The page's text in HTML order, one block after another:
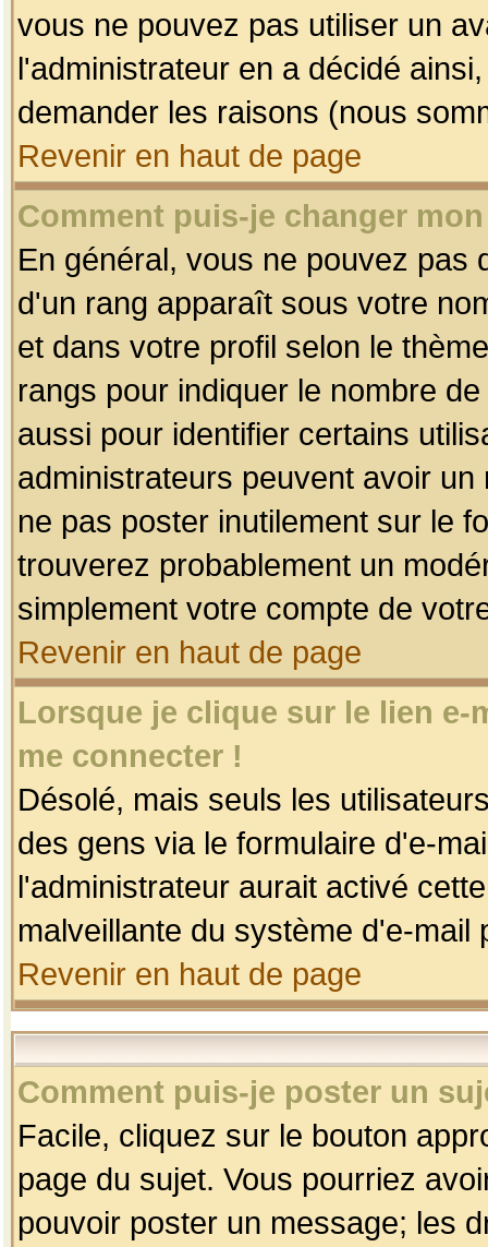
vous ne pouvez pas utiliser un
l'administrateur en a décidé
demander les raisons (nous
Revenir en haut de page
Comment puis-je changer
En général, vous ne pouvez pas
d'un rang apparaît sous votre
et dans votre profil selon le
rangs pour indiquer le nombre
aussi pour identifier certains
administrateurs peuvent avoir
ne pas poster inutilement sur le
trouverez probablement un
simplement votre compte de
Revenir en haut de page
Lorsque je clique sur le lien
me connecter !
Désolé, mais seuls les
des gens via le formulaire d'e-
l'administrateur aurait activé
malveillante du système d'e-
Revenir en haut de page
Comment puis-je poster un
Facile, cliquez sur le bouton
page du sujet. Vous pourriez
pouvoir poster un message; les